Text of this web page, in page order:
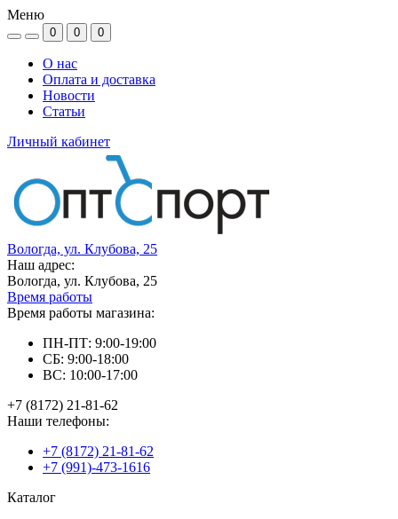
Меню
0 0 0
О нас
Оплата и доставка
Новости
Статьи
Личный кабинет
Вологда, ул. Клубова, 25
Наш адрес:
Вологда, ул. Клубова, 25
Время работы
Время работы магазина:
ПН-ПТ: 9:00-19:00
СБ: 9:00-18:00
ВС: 10:00-17:00
+7 (8172) 21-81-62
Наши телефоны:
+7 (8172) 21-81-62
+7 (991)-473-1616
Каталог